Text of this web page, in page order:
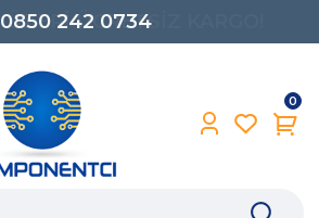
0850 242 0734
0